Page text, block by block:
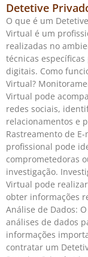
Detetive
O que é um
Virtual é um
realizadas no
técnicas
digitais. Como
Virtual?
Virtual pode
redes sociais,
relacionamentos e
Rastreamento de
profissional pode
comprometedoras
investigação.
Virtual pode
obter informações
Análise de Dados:
análises de dados
informações
contratar um